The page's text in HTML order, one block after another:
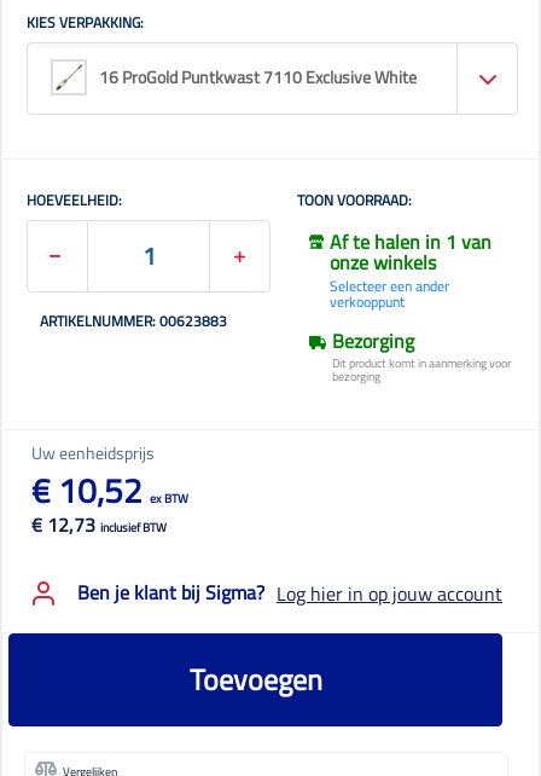
KIES VERPAKKING:
16 ProGold Puntkwast 7110 Exclusive White
HOEVEELHEID:
ARTIKELNUMMER: 00623883
TOON VOORRAAD:
Af te halen in 1 van
onze winkels
Selecteer een ander
verkooppunt
Bezorging
Dit product komt in aanmerking voor
bezorging
Uw eenheidsprijs
€ 12,73 inclusief BTW
€ 10,52 ex BTW
Ben je klant bij Sigma? Log hier in op jouw account
Toevoegen
Vergelijken